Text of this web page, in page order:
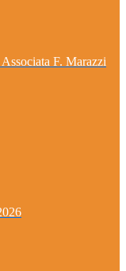
F. Marazzi